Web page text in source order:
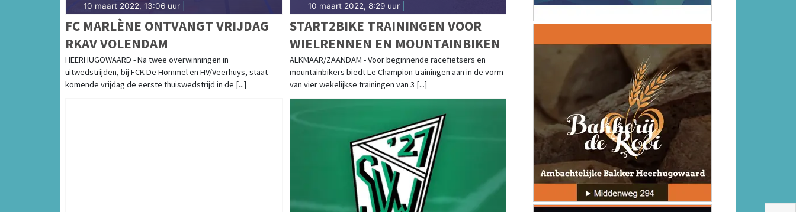
10 maart 2022, 13:06 uur
FC MARLÈNE ONTVANGT VRIJDAG
RKAV VOLENDAM
HEERHUGOWAARD - Na twee overwinningen in
uitwedstrijden, bij FCK De Hommel en HV/Veerhuys, staat
komende vrijdag de eerste thuiswedstrijd in de [...]
10 maart 2022, 8:29 uur|
START2BIKE TRAININGEN VOOR
WIELRENNEN EN MOUNTAINBIKEN
ALKMAAR/ZAANDAM - Voor beginnende racefietsers en
mountainbikers biedt Le Champion trainingen aan in de vorm
van vier wekelijkse trainingen van 3 [...]